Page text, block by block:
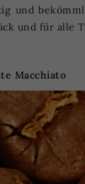
und
und für alle
Macchiato